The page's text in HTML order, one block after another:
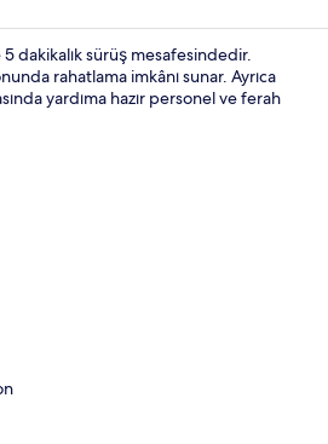
Executive
dakikalık sürüş mesafesindedir.
rahatlama imkânı sunar. Ayrıca
yardıma hazır personel ve ferah